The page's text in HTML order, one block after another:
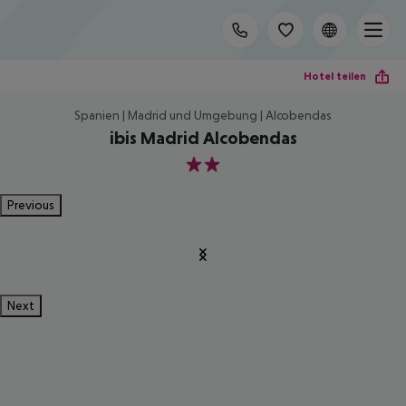
Hotel teilen
Spanien | Madrid und Umgebung | Alcobendas
ibis Madrid Alcobendas
2
Previous
Next